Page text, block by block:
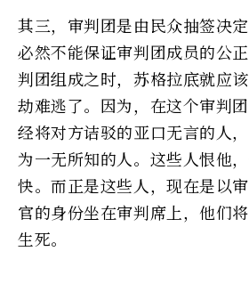
其三，审判团是由民众抽签决
必然不能保证审判团成员的公
判团组成之时，苏格拉底就应
劫难逃了。因为，在这个审判
经将对方诘驳的亚口无言的人
为一无所知的人。这些人恨他
快。而正是这些人，现在是以
官的身份坐在审判席上，他们
生死。